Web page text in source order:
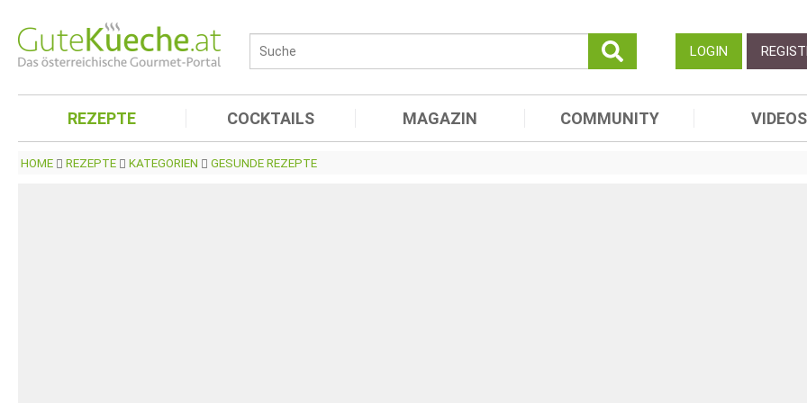
LOGIN
REZEPTE COCKTAILS MAGAZIN COMMUNITY VIDEOS
HOME REZEPTE KATEGORIEN GESUNDE REZEPTE